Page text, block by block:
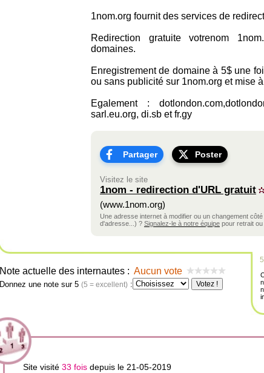
1nom.org fournit des services de
Redirection gratuite votrenom
domaines.
Enregistrement de domaine à 5$ une
ou sans publicité sur 1nom.org et mise
Egalement :
sarl.eu.org, di.sb et fr.gy
Partager Poster
Visitez le site
1nom - redirection d'URL gratuit
(www.1nom.org)
Une adresse internet à modifier ou un changement
d'adresse...) ? Signalez-le à notre équipe pour retrait
Note actuelle des internautes : Aucun vote
Donnez une note sur 5 (5 = excellent) :
Site visité 33 fois depuis le 21-05-2019